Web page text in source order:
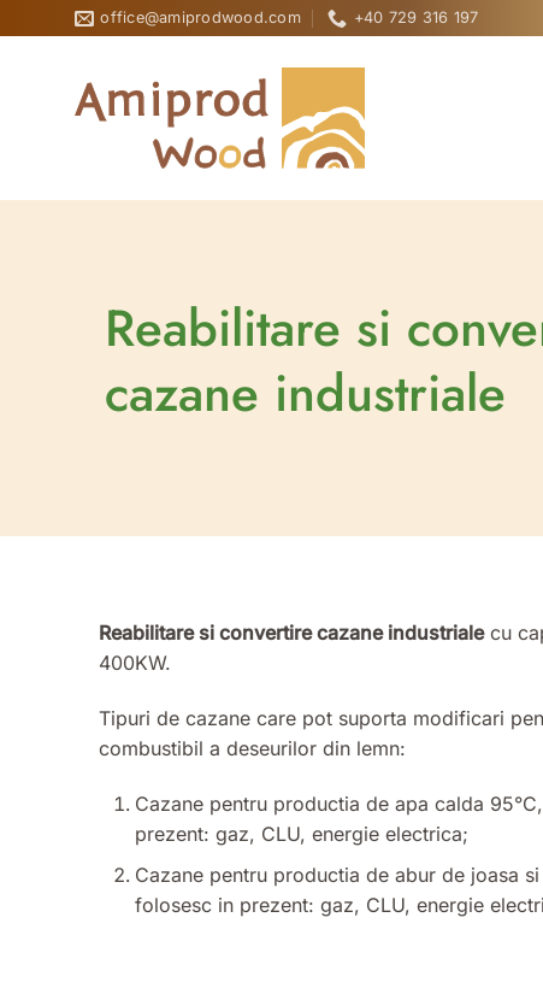
la
office@amiprodwood.com +40 729 316 197
Reabilitare si
cazane industriale
Reabilitare si convertire cazane industrialecu
400KW.
Tipuri de cazane care pot suporta modificari
combustibil a deseurilor din lemn:
Cazane pentru productia de apa calda
prezent: gaz, CLU, energie electrica;
Cazane pentru productia de abur de joasa
folosesc in prezent: gaz, CLU, energie